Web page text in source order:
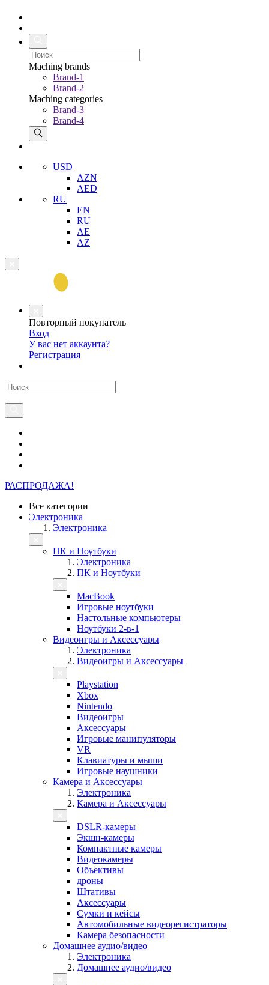
Maching brands
Brand-1
Brand-2
Maching categories
Brand-3
Brand-4
USD
AZN
AED
RU
EN
RU
AE
AZ
Повторный покупатель
Вход
У вас нет аккаунта?
Регистрация
РАСПРОДАЖА!
Все категории
Электроника
Электроника
ПК и Ноутбуки
Электроника
ПК и Ноутбуки
MacBook
Игровые ноутбуки
Настольные компьютеры
Ноутбуки 2-в-1
Видеоигры и Аксессуары
Электроника
Видеоигры и Аксессуары
Playstation
Xbox
Nintendo
Видеоигры
Аксессуары
Игровые манипуляторы
VR
Клавиатуры и мыши
Игровые наушники
Камера и Аксессуары
Электроника
Камера и Аксессуары
DSLR-камеры
Экшн-камеры
Компактные камеры
Видеокамеры
Объективы
дроны
Штативы
Аксессуары
Сумки и кейсы
Автомобильные видеорегистраторы
Камера безопасности
Домашнее аудио/видео
Электроника
Домашнее аудио/видео